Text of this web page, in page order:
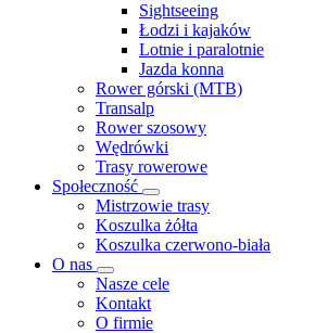
Sightseeing
Łodzi i kajaków
Lotnie i paralotnie
Jazda konna
Rower górski (MTB)
Transalp
Rower szosowy
Wędrówki
Trasy rowerowe
Społeczność
Mistrzowie trasy
Koszulka żółta
Koszulka czerwono-biała
O nas
Nasze cele
Kontakt
O firmie